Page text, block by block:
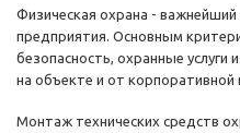
Физическая охрана - важнейший
предприятия. Основным
безопасность, охранные услуги
на объекте и от корпоративной
Монтаж технических средств